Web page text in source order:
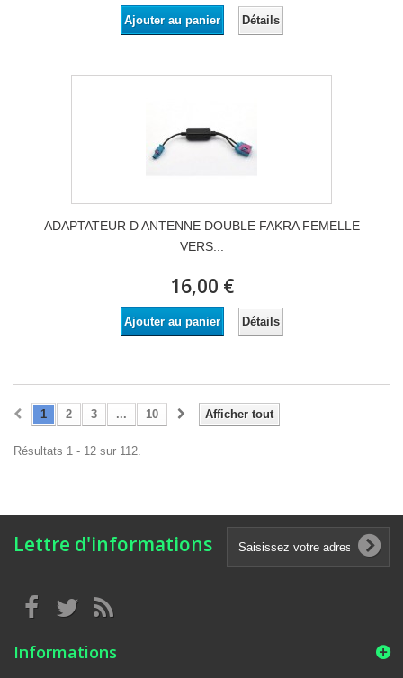
Ajouter au panier Détails
ADAPTATEUR D ANTENNE DOUBLE FAKRA FEMELLE
VERS...
16,00 €
Ajouter au panier Détails
Afficher tout
1 2 3 ... 10
Résultats 1 - 12 sur 112.
Lettre d'informations
Informations